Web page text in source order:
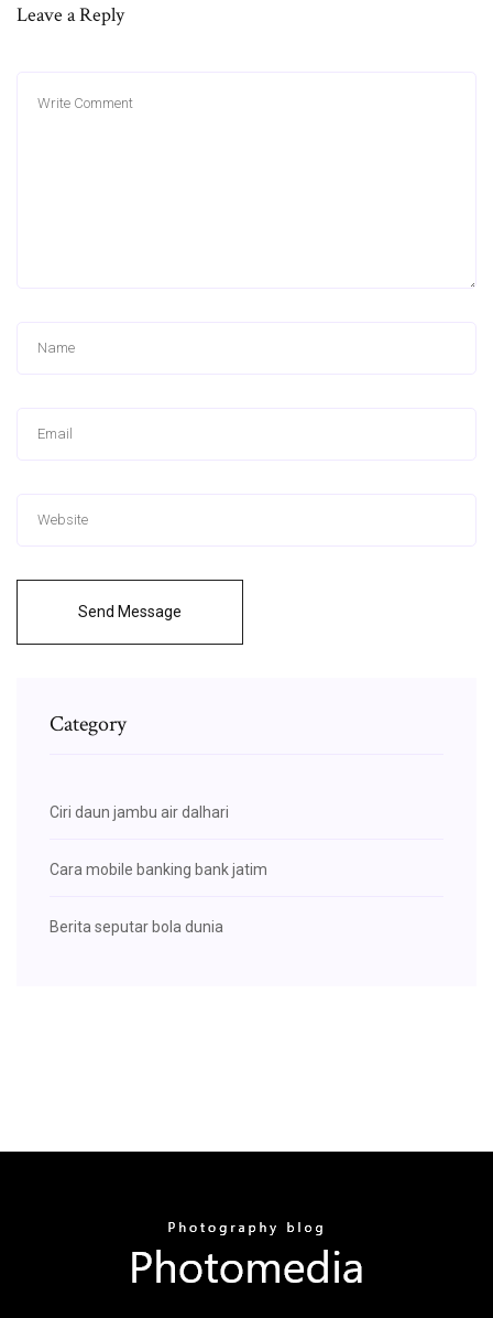
Leave a Reply
Send Message
Category
Ciri daun jambu air dalhari
Cara mobile banking bank jatim
Berita seputar bola dunia